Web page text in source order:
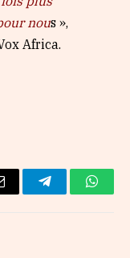
nous »,
Africa.
Telegram